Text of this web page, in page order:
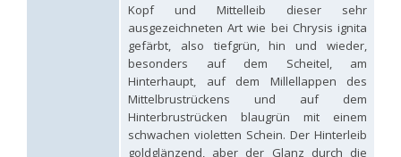
Buysson, 1887
Hedychridium elegantulum peloponnenseLinsenmaier, 1968
Linsenmaier, 1968[E]
Strumia, 2003
Linsenmaier, 1993
(Dahlbom, 1854)
Arens, 2010
Linsenmaier, 1987
Abeille, 1878
Kopf und Mittelleib dieser sehr
ausgezeichneten Art wie bei Chrysis ignita
gefärbt, also tiefgrün, hin und wieder,
besonders auf dem Scheitel, am
Hinterhaupt, auf dem Millellappen des
Mittelbrustrückens und auf dem
Hinterbrustrücken blaugrün mit einem
schwachen violetten Schein. Der Hinterleib
goldglänzend, aber der Glanz durch die